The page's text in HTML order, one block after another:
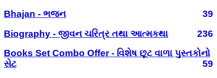
Bhajan - ભજન
39
Biography - જીવન ચરિત્ર તથા આત્મકથા
236
Books Set Combo Offer - વિશેષ છૂટ વાળા પુસ્તકોનો
સેટ
59